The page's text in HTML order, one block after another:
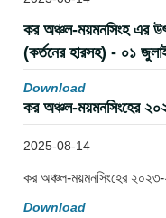
কর অঞ্চল-ময়মনসিংহ এর
(কর্তনের হারসহ) - ০১
Download
কর অঞ্চল-ময়মনসিংহের
2025-08-14
কর অঞ্চল-ময়মনসিংহের ২০২৩-
Download